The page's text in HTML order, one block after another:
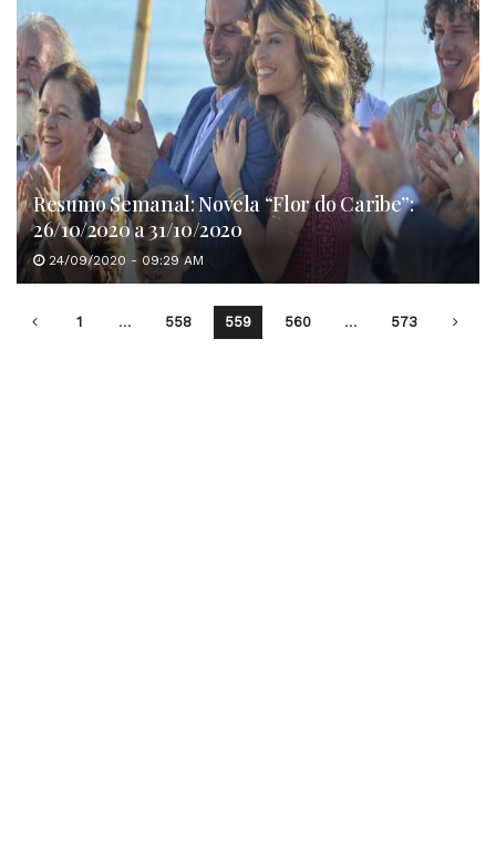
Resumo Semanal: Novela “Flor do Caribe”:
26/10/2020 a 31/10/2020
24/09/2020 - 09:29 AM
1 … 558 559 560 … 573